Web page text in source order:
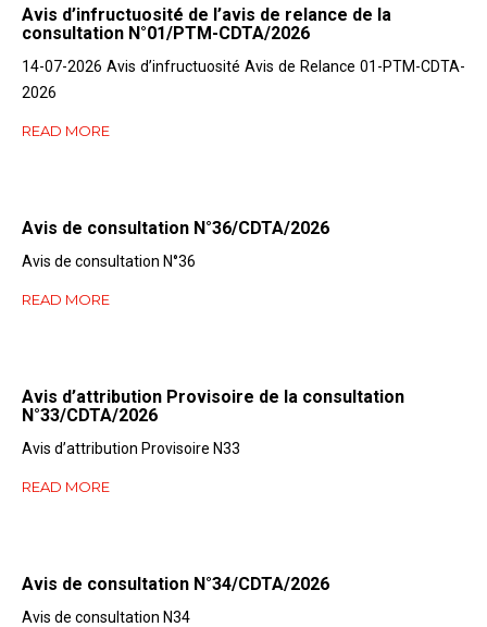
Avis d’infructuosité de l’avis de relance de la
consultation N°01/PTM-CDTA/2026
14-07-2026 Avis d’infructuosité Avis de Relance 01-PTM-CDTA-
2026
READ MORE
Avis de consultation N°36/CDTA/2026
Avis de consultation N°36
READ MORE
Avis d’attribution Provisoire de la consultation
N°33/CDTA/2026
Avis d’attribution Provisoire N33
READ MORE
Avis de consultation N°34/CDTA/2026
Avis de consultation N34